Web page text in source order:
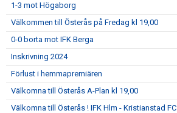
1-3 mot Högaborg
Välkommen till Österås på Fredag kl 19,00
0-0 borta mot IFK Berga
Inskrivning 2024
Förlust i hemmapremiären
Välkomna till Österås A-Plan kl 19,00
Välkomna till Österås ! IFK Hlm - Kristianstad FC